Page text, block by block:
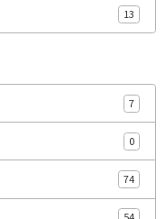
13
7
0
74